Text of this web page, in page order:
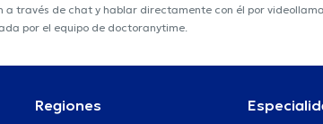
a través de chat y hablar directamente con él por
por el equipo de doctoranytime.
Regiones